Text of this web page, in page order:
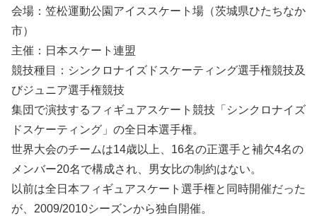
会場：笠松運動公園アイススケート場（茨城県ひたちなか
市）
主催：日本スケート連盟
競技種目：シンクロナイズドスケーティング選手権競技及
びジュニア選手権競技
集団で演技するフィギュアスケート競技「シンクロナイズ
ドスケーティング」の全日本選手権。
世界大会のチームは14歳以上、16名の正選手と補欠4名の
メンバー20名で構成され、男女比の制約はない。
以前は全日本フィギュアスケート選手権と同時開催だった
が、2009/2010シーズンから独自開催。